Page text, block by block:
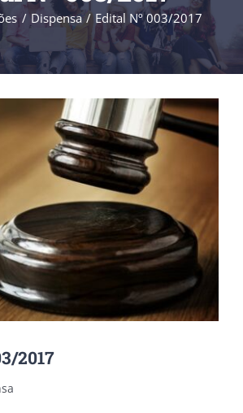
Dispensa Edital Nº 003/2017
2017